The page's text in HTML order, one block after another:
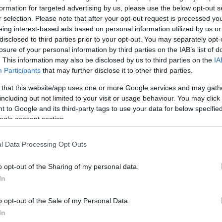
for targeted advertising by us, please use the below opt-out
selection. Please note that after your opt-out request is processed
interest-based ads based on personal information utilized by us
to third parties prior to your opt-out. You may separately
of your personal information by third parties on the IAB’s list of
This information may also be disclosed by us to third parties on the
Participants that may further disclose it to other third parties.
that this website/app uses one or more Google services and may
but not limited to your visit or usage behaviour. You may
to Google and its third-party tags to use your data for below
consent section.
Data Processing Opt Outs
opt-out of the Sharing of my personal data.
opt-out of the Sale of my Personal Data.
μόνο αν το αυτοκίνητο έχει μεγάλη κινητική ενέργεια.
έσπευσαν για να καταγράψουν το σοκαριστικό
από το ασημί αυτοκίνητο είχε χάσει τον